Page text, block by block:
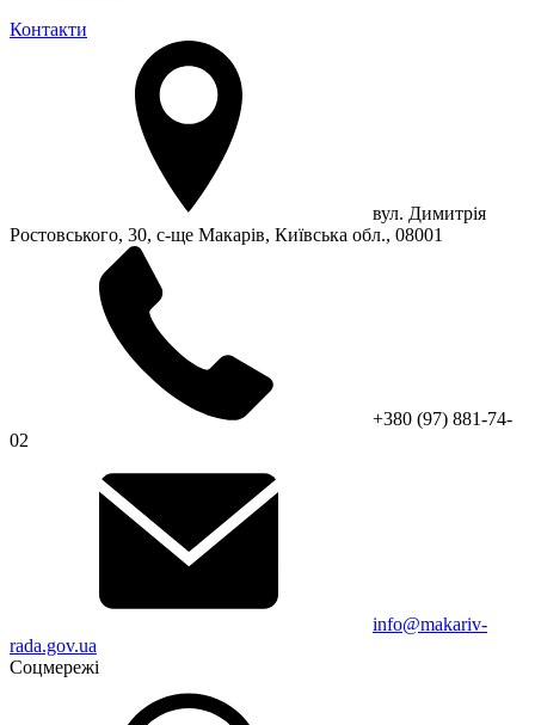
Контакти
вул. Димитрія
Ростовського, 30, с-ще Макарів, Київська обл., 08001
+380 (97) 881-74-
02
info@makariv-
rada.gov.ua
Соцмережі